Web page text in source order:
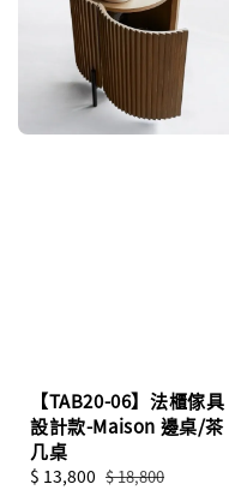
【TAB20-06】法櫃傢具
設計款-Maison 邊桌/茶
几桌
Sale
$ 13,800 Regular
$ 18,800